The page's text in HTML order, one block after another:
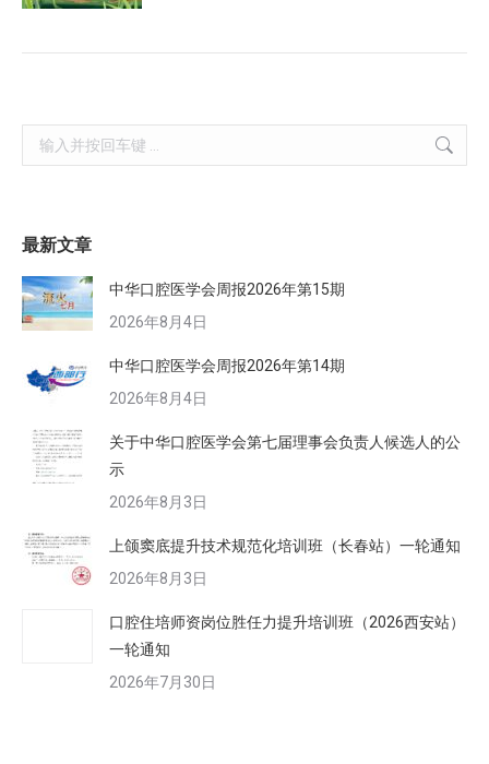
Search:
最新文章
中华口腔医学会周报2026年第15期
2026年8月4日
中华口腔医学会周报2026年第14期
2026年8月4日
关于中华口腔医学会第七届理事会负责人候选人的公
示
2026年8月3日
上颌窦底提升技术规范化培训班（长春站）一轮通知
2026年8月3日
口腔住培师资岗位胜任力提升培训班（2026西安站）
一轮通知
2026年7月30日